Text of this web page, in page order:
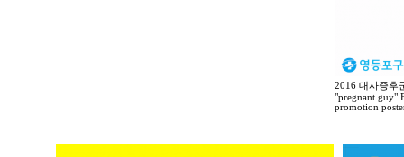
2016 대사증후
"pregnant guy"
promotion